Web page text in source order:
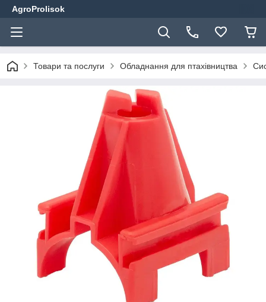
AgroProlisok
Товари та послуги Обладнання для птахівництва